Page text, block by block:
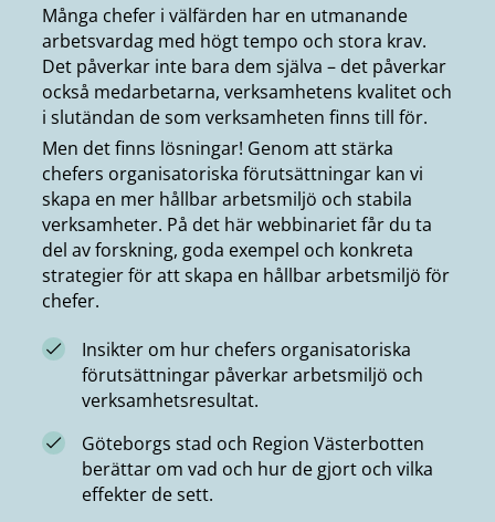
Många chefer i välfärden har en utmanande
arbetsvardag med högt tempo och stora krav.
Det påverkar inte bara dem själva – det påverkar
också medarbetarna, verksamhetens kvalitet och
i slutändan de som verksamheten finns till för.
Men det finns lösningar! Genom att stärka
chefers organisatoriska förutsättningar kan vi
skapa en mer hållbar arbetsmiljö och stabila
verksamheter. På det här webbinariet får du ta
del av forskning, goda exempel och konkreta
strategier för att skapa en hållbar arbetsmiljö för
chefer.
Insikter om hur chefers organisatoriska
förutsättningar påverkar arbetsmiljö och
verksamhetsresultat.
Göteborgs stad och Region Västerbotten
berättar om vad och hur de gjort och vilka
effekter de sett.